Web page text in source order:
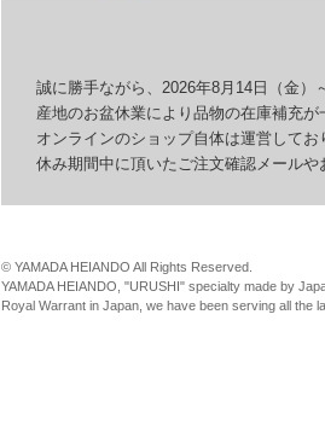
誠に勝手ながら、2026年8月14日（金）
産地のお盆休業により品物の在庫補充が
オンラインのショップ自体は運営してお
休み期間中に頂いたご注文確認メールや
© YAMADA HEIANDO All Rights Reserved.
YAMADA HEIANDO, "URUSHI" specialty made by
Royal Warrant in Japan, we have been serving all the